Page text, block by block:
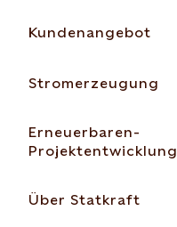
Kundenangebot
Stromerzeugung
Erneuerbaren-
Projektentwicklung
Über Statkraft